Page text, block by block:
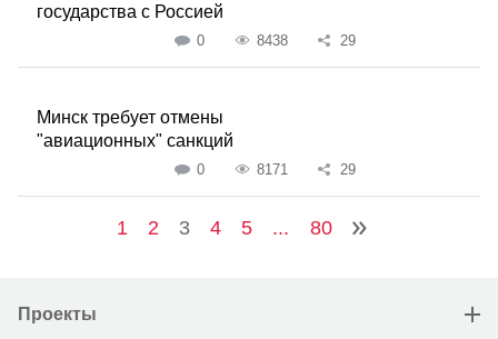
государства с Россией
0 8438 29
Минск требует отмены
"авиационных" санкций
0 8171 29
1 2 3 4 5 ... 80
Проекты